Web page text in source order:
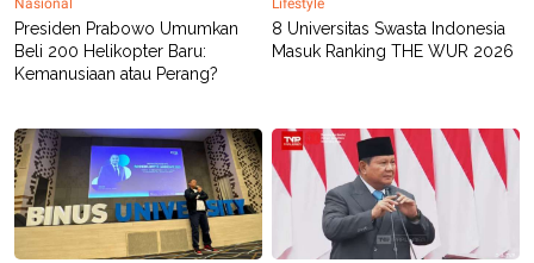
Presiden Prabowo Umumkan
Beli 200 Helikopter Baru:
Kemanusiaan atau Perang?
8 Universitas Swasta Indonesia
Masuk Ranking THE WUR 2026